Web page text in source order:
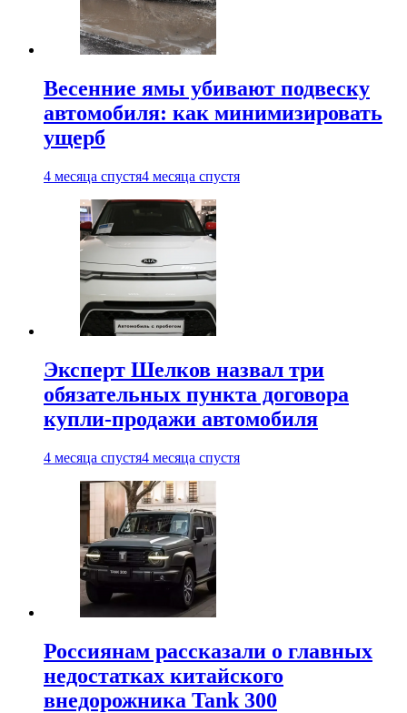
Весенние ямы убивают подвеску
автомобиля: как минимизировать
ущерб
4 месяца спустя4 месяца спустя
Эксперт Шелков назвал три
обязательных пункта договора
купли-продажи автомобиля
4 месяца спустя4 месяца спустя
Россиянам рассказали о главных
недостатках китайского
внедорожника Tank 300